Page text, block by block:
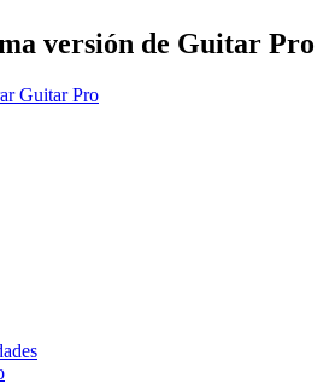
versión de Guitar Pro
Guitar Pro